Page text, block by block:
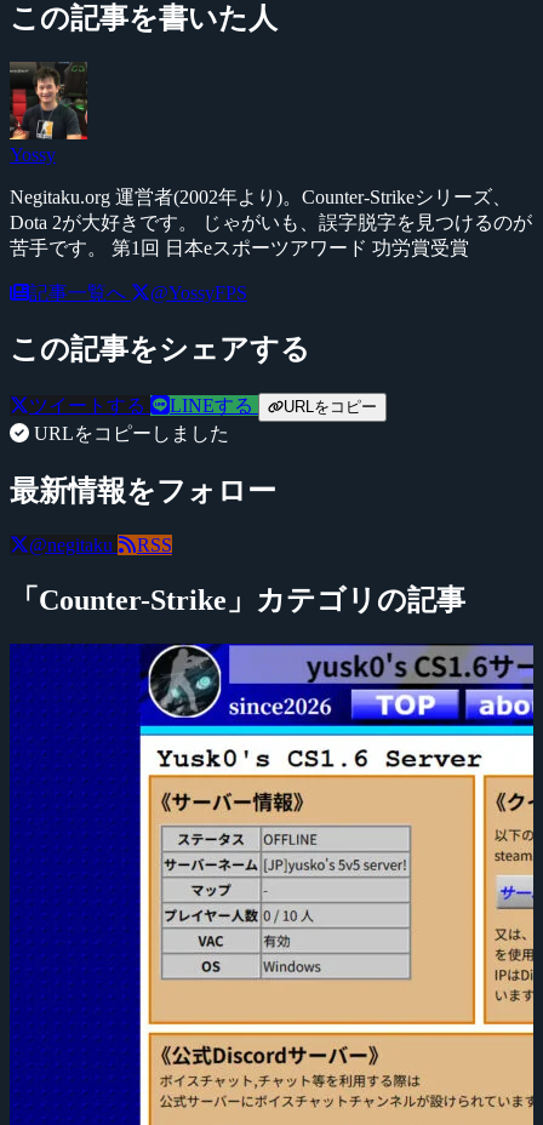
この記事を書いた人
Yossy
Negitaku.org 運営者(2002年より)。Counter-Strikeシリーズ、
Dota 2が大好きです。 じゃがいも、誤字脱字を見つけるのが
苦手です。 第1回 日本eスポーツアワード 功労賞受賞
記事一覧へ @YossyFPS
この記事をシェアする
ツイートする LINEする URLをコピー
URLをコピーしました
最新情報をフォロー
@negitaku RSS
「Counter-Strike」カテゴリの記事